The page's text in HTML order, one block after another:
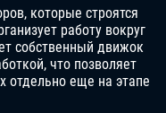
которые строятся
работу вокруг
собственный движок
что позволяет
отдельно еще на этапе